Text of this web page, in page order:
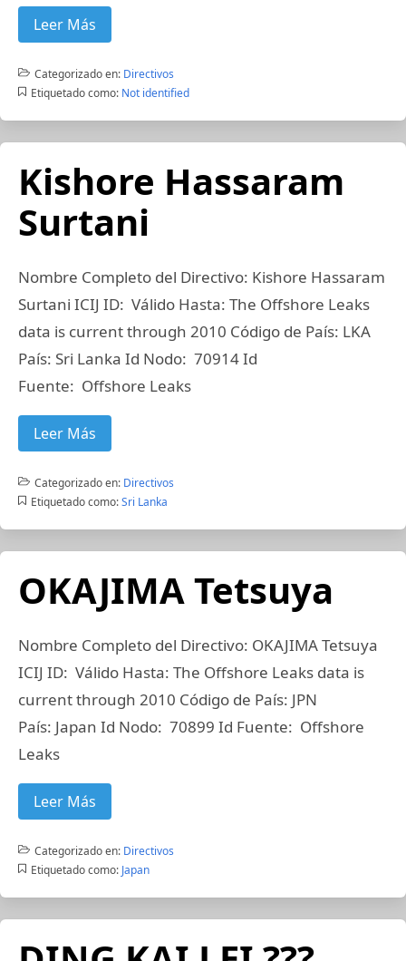
Leer Más
Categorizado en: Directivos
Etiquetado como: Not identified
Kishore Hassaram
Surtani
Nombre Completo del Directivo: Kishore Hassaram
Surtani ICIJ ID: Válido Hasta: The Offshore Leaks
data is current through 2010 Código de País: LKA
País: Sri Lanka Id Nodo: 70914 Id
Fuente: Offshore Leaks
Leer Más
Categorizado en: Directivos
Etiquetado como: Sri Lanka
OKAJIMA Tetsuya
Nombre Completo del Directivo: OKAJIMA Tetsuya
ICIJ ID: Válido Hasta: The Offshore Leaks data is
current through 2010 Código de País: JPN
País: Japan Id Nodo: 70899 Id Fuente: Offshore
Leaks
Leer Más
Categorizado en: Directivos
Etiquetado como: Japan